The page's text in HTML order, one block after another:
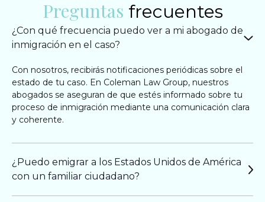
Preguntas frecuentes
¿Con qué frecuencia puedo ver a mi abogado de
inmigración en el caso?
Con nosotros, recibirás notificaciones periódicas sobre el
estado de tu caso. En Coleman Law Group, nuestros
abogados se aseguran de que estés informado sobre tu
proceso de inmigración mediante una comunicación clara
y coherente.
¿Puedo emigrar a los Estados Unidos de América
con un familiar ciudadano?